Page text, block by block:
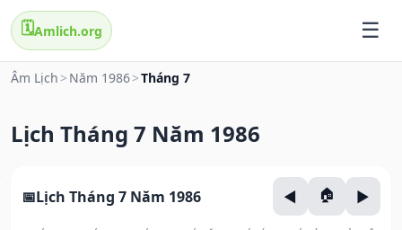
🗓️Amlich.org
Âm Lịch > Năm 1986>Tháng 7
Lịch Tháng 7 Năm 1986
Lịch Tháng 7 Năm 1986